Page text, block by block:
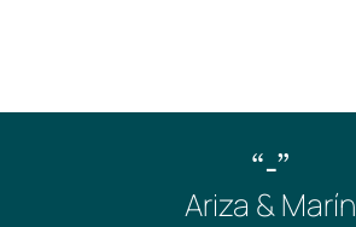
“-”
Ariza & Marín